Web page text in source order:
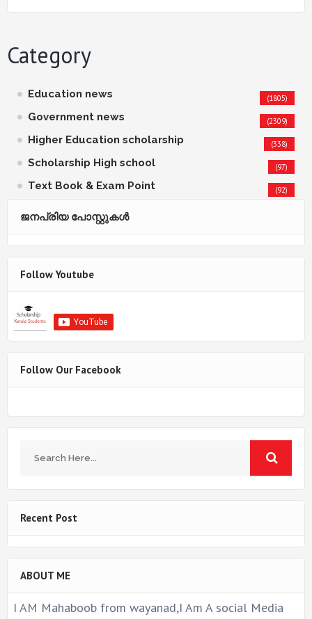
Category
Education news (1805)
Government news (2309)
Higher Education scholarship (338)
Scholarship High school (97)
Text Book & Exam Point (92)
ജനപ്രിയ പോസ്റ്റുകള്‍‌
Follow Youtube
Follow Our Facebook
Recent Post
ABOUT ME
I AM Mahaboob from wayanad,I Am A social Media